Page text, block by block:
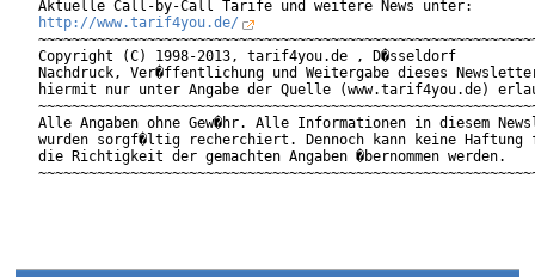
http://www.tarif4you.de/
Copyright (C) 1998-2013, tarif4you.de , D�sseldorf
Nachdruck, Ver�ffentlichung und Weitergabe dieses
hiermit nur unter Angabe der Quelle (www.tarif4you.de)
Alle Angaben ohne Gew�hr. Alle Informationen in diesem
wurden sorgf�ltig recherchiert. Dennoch kann keine Haftung
die Richtigkeit der gemachten Angaben �bernommen werden.